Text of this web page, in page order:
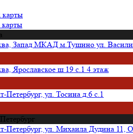
карты
карты
Запад МКАД м.Тушино ул.
Ярославское ш 19 с.1 4 этаж
Петербург, ул. Тосина д.6 с.1
Петербург, ул. Михаила Дудина 11,